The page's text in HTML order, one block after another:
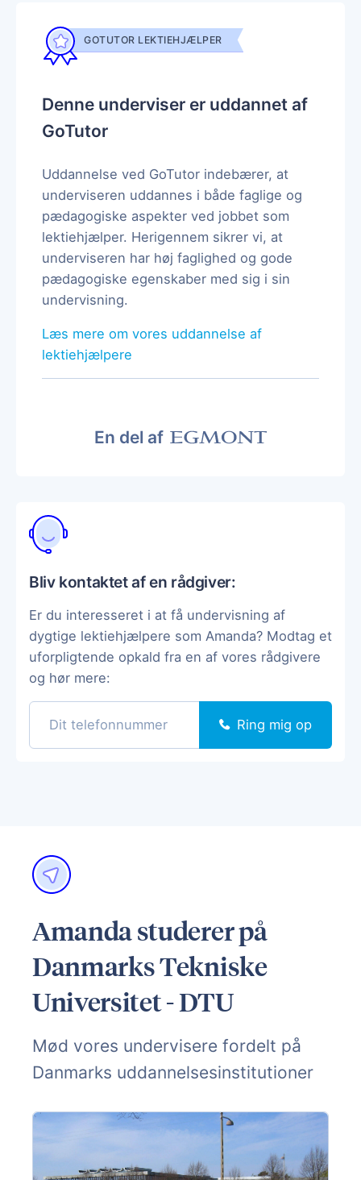
GOTUTOR LEKTIEHJÆLPER
Denne underviser er uddannet af
GoTutor
Uddannelse ved GoTutor indebærer, at
underviseren uddannes i både faglige og
pædagogiske aspekter ved jobbet som
lektiehjælper. Herigennem sikrer vi, at
underviseren har høj faglighed og gode
pædagogiske egenskaber med sig i sin
undervisning.
Læs mere om vores uddannelse af
lektiehjælpere
En del af
Bliv kontaktet af en rådgiver:
Er du interesseret i at få undervisning af
dygtige lektiehjælpere som Amanda? Modtag et
uforpligtende opkald fra en af vores rådgivere
og hør mere:
Ring mig op
Amanda studerer på
Danmarks Tekniske
Universitet - DTU
Mød vores undervisere fordelt på
Danmarks uddannelsesinstitutioner